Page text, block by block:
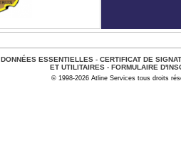
DONNÉES ESSENTIELLES- CERTIFICAT DE
ET UTILITAIRES - FORMULAIRE
© 1998-2026 Atline Services tous droits